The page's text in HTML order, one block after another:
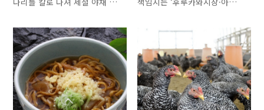
Twitter에 공유
Facebook에 공유
링크 복사